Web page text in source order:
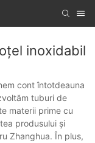
inoxidabil
cont întotdeauna
tuburi de
materii prime cu
produsului și
Zhanghua. În plus,